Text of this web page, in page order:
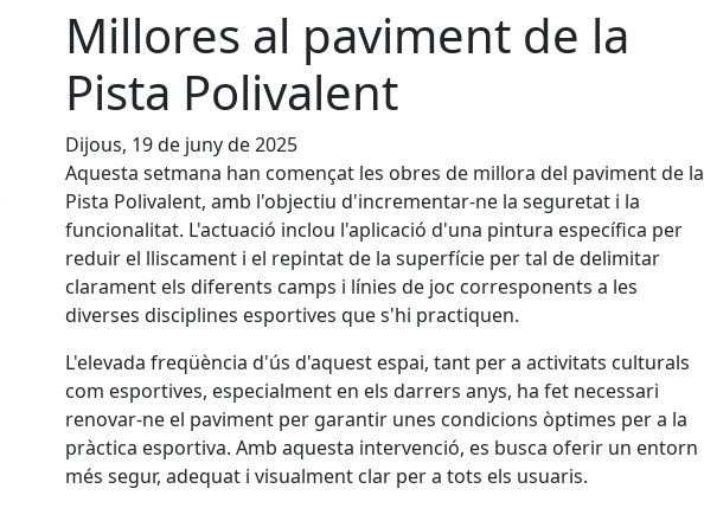
Millores al paviment de la
Pista Polivalent
Dijous, 19 de juny de 2025
Aquesta setmana han començat les obres de millora del paviment de la
Pista Polivalent, amb l'objectiu d'incrementar-ne la seguretat i la
funcionalitat. L'actuació inclou l'aplicació d'una pintura específica per
reduir el lliscament i el repintat de la superfície per tal de delimitar
clarament els diferents camps i línies de joc corresponents a les
diverses disciplines esportives que s'hi practiquen.
L'elevada freqüència d'ús d'aquest espai, tant per a activitats culturals
com esportives, especialment en els darrers anys, ha fet necessari
renovar-ne el paviment per garantir unes condicions òptimes per a la
pràctica esportiva. Amb aquesta intervenció, es busca oferir un entorn
més segur, adequat i visualment clar per a tots els usuaris.